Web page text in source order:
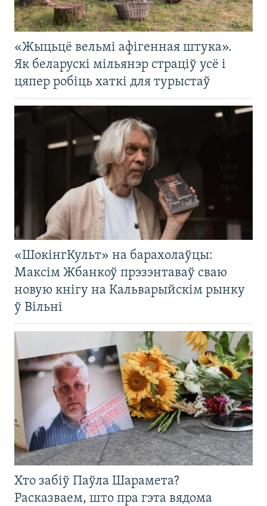
«Жыцьцё вельмі афігенная штука».
Як беларускі мільянэр страціў усё і
цяпер робіць хаткі для турыстаў
«ШокінгКульт» на барахолаўцы:
Максім Жбанкоў прэзэнтаваў сваю
новую кнігу на Кальварыйскім рынку
ў Вільні
Хто забіў Паўла Шарамета?
Расказваем, што пра гэта вядома